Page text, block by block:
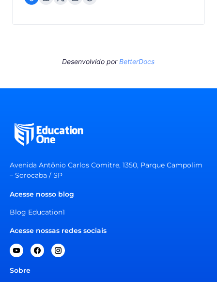
Desenvolvido porBetterDocs
Avenida Antônio Carlos Comitre, 1350, Parque Campolim
– Sorocaba / SP
Acesse nosso blog
Blog Education1
Acesse nossas redes sociais
Sobre